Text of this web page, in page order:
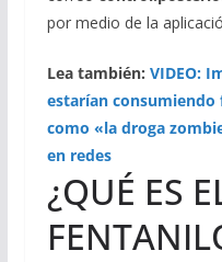
por medio de la
Lea también: VIDEO:
estarían consumiendo
como «la droga
en redes
¿QUÉ ES